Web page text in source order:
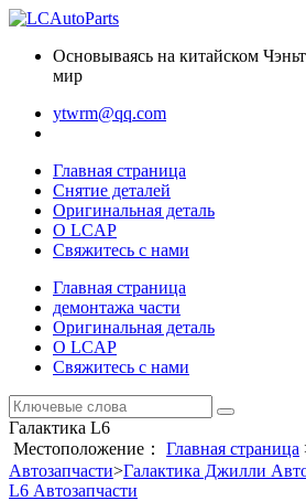
Основываясь на китайском
мир
ytwrm@qq.com
Главная страница
Снятие деталей
Оригинальная деталь
О LCAP
Свяжитесь с нами
Главная страница
демонтажа части
Оригинальная деталь
О LCAP
Свяжитесь с нами
Галактика L6
Местоположение： Главная страница
Автозапчасти>Галактика Джилли
L6 Автозапчасти